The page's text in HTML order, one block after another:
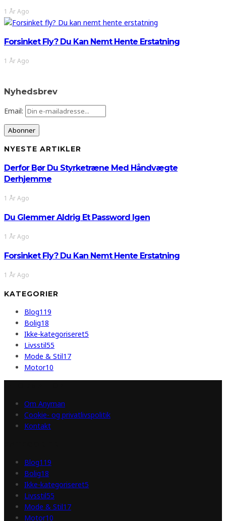
1 År Ago
Forsinket Fly? Du Kan Nemt Hente Erstatning
1 År Ago
Nyhedsbrev
Email:
NYESTE ARTIKLER
Derfor Bør Du Styrketræne Med Håndvægte
Derhjemme
1 År Ago
Du Glemmer Aldrig Et Password Igen
1 År Ago
Forsinket Fly? Du Kan Nemt Hente Erstatning
1 År Ago
KATEGORIER
Blog119
Bolig18
Ikke-kategoriseret5
Livsstil55
Mode & Stil17
Motor10
Om Anyman
Cookie- og privatlivspolitik
Kontakt
Blog119
Bolig18
Ikke-kategoriseret5
Livsstil55
Mode & Stil17
Motor10